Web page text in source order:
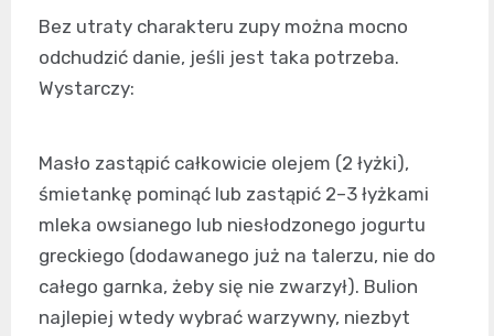
Bez utraty charakteru zupy można mocno
odchudzić danie, jeśli jest taka potrzeba.
Wystarczy:
Masło zastąpić całkowicie olejem (2 łyżki),
śmietankę pominąć lub zastąpić 2–3 łyżkami
mleka owsianego lub niesłodzonego jogurtu
greckiego (dodawanego już na talerzu, nie do
całego garnka, żeby się nie zwarzył). Bulion
najlepiej wtedy wybrać warzywny, niezbyt